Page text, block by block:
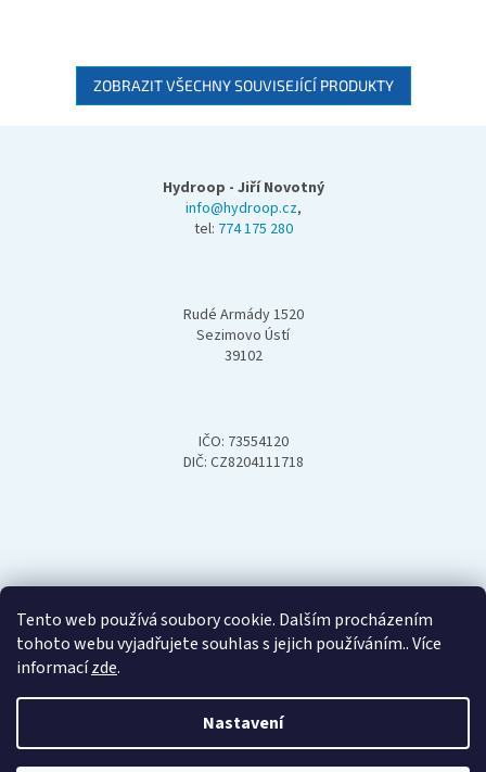
Tento web používá soubory cookie. Dalším procházením
tohoto webu vyjadřujete souhlas s jejich používáním.. Více
informacízde.
Nastavení
ZOBRAZIT VŠECHNY SOUVISEJÍCÍ PRODUKTY
Hydroop - Jiří Novotný
info@hydroop.cz,
tel: 774 175 280
Rudé Armády 1520
Sezimovo Ústí
39102
IČO: 73554120
DIČ: CZ8204111718
Vytvořil Shoptet